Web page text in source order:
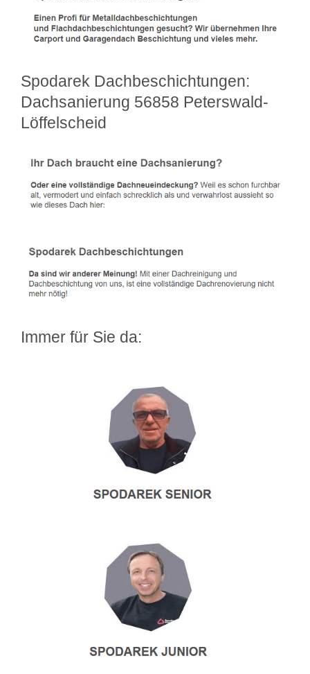
Spodarek Dachbeschichtungen:
Dachsanierung 56858 Peterswald-
Löffelscheid
Immer für Sie da: